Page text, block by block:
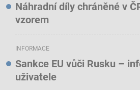
Náhradní díly chráněné v
vzorem
INFORMACE
Sankce EU vůči Rusku –
uživatele